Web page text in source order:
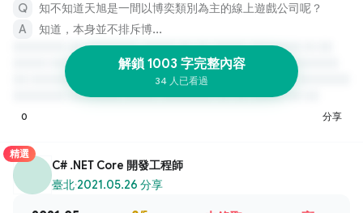
知不知道天旭是一間以博奕類別為主的線上遊戲公司呢？
知道，本身並不排斥博...
解鎖 1003 字完整內容
34 人已看過
0 分享
精選
C# .NET Core 開發工程師
臺北·2021.05.26 分享